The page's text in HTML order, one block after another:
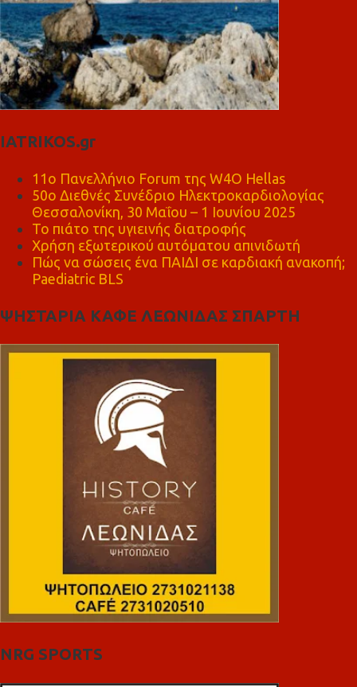
IATRIKOS.gr
11ο Πανελλήνιο Forum της W4O Hellas
50ο Διεθνές Συνέδριο Ηλεκτροκαρδιολογίας
Θεσσαλονίκη, 30 Μαΐου – 1 Ιουνίου 2025
Το πιάτο της υγιεινής διατροφής
Χρήση εξωτερικού αυτόματου απινιδωτή
Πώς να σώσεις ένα ΠΑΙΔΙ σε καρδιακή ανακοπή;
Paediatric BLS
ΨΗΣΤΑΡΙΑ ΚΑΦΕ ΛΕΩΝΙΔΑΣ ΣΠΑΡΤΗ
NRG SPORTS